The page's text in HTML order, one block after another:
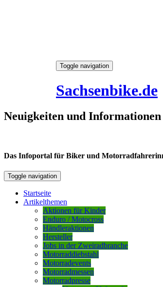
Toggle navigation
Sachsenbike.de
Neuigkeiten und
Das Infoportal für Biker und
Toggle navigation
Startseite
Artikelthemen
Aktionen für Kinder
Enduro / Motocross
Händleraktionen
Hersteller
Jobs in der Zweiradbranche
Motorraddiebstahl
Motorradevents
Motorradmessen
Motorradpresse